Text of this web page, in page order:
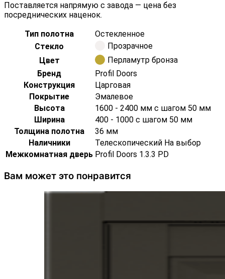
Поставляется напрямую с завода — цена без
посреднических наценок.
Тип полотна
Остекленное
Стекло
Прозрачное
Цвет
Перламутр бронза
Бренд
Profil Doors
Конструкция
Царговая
Покрытие
Эмалевое
Высота
1600 - 2400 мм с шагом 50 мм
Ширина
400 - 1000 с шагом 50 мм
Толщина полотна
36 мм
Наличники
Телескопический На выбор
Межкомнатная дверь Profil Doors 1.3.3 PD
Вам может это понравится